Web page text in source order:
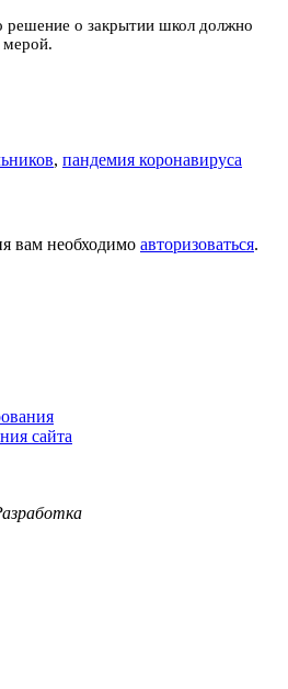
решение о закрытии школ должно
мерой.
, пандемия коронавируса
вам необходимо авторизоваться.
сайта